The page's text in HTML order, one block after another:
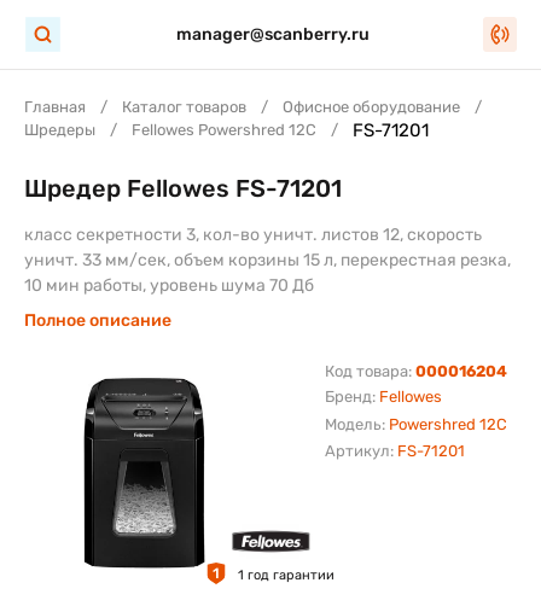
manager@scanberry.ru
Главная Каталог товаров
Офисное оборудование
Шредеры
Fellowes Powershred 12C FS-71201
Бренд: Fellowes
Модель: Powershred 12C
Код товара: 000016204
Артикул: FS-71201
Шредер Fellowes FS-71201
класс секретности 3, кол-во уничт. листов 12, скорость
уничт. 33 мм/сек, объем корзины 15 л, перекрестная резка,
10 мин работы, уровень шума 70 Дб
Полное описание
1 1 год гарантии